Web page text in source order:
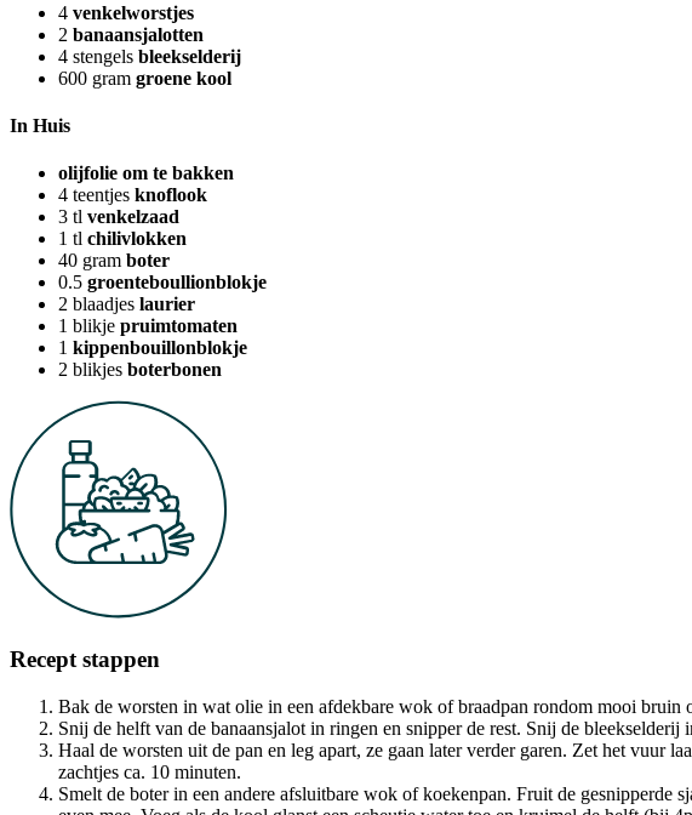
4 venkelworstjes
2 banaansjalotten
4 stengels bleekselderij
600 gram groene kool
In Huis
olijfolie om te bakken
4 teentjes knoflook
3 tl venkelzaad
1 tl chilivlokken
40 gram boter
0.5 groenteboullionblokje
2 blaadjes laurier
1 blikje pruimtomaten
1 kippenbouillonblokje
2 blikjes boterbonen
Recept stappen
Bak de worsten in wat olie in een afdekbare wok of braadpan rondom mooi bruin
Snij de helft van de banaansjalot in ringen en snipper de rest. Snij de
Haal de worsten uit de pan en leg apart, ze gaan later verder garen. Zet het vuur
zachtjes ca. 10 minuten.
Smelt de boter in een andere afsluitbare wok of koekenpan. Fruit de